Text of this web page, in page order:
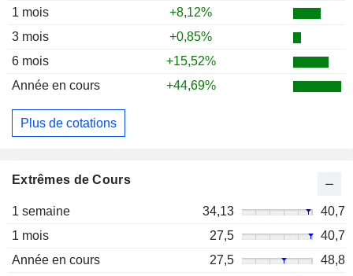
1 mois
+8,12%
3 mois
+0,85%
6 mois
+15,52%
Année en cours
+44,69%
Plus de cotations
Extrêmes de Cours
1 semaine 34,13
40,7
1 mois
27,5
40,7
Année en cours
27,5
48,8